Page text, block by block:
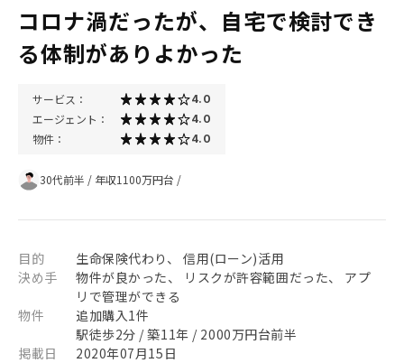
コロナ渦だったが、自宅で検討でき
る体制がありよかった
サービス： 4.0
エージェント： 4.0
物件： 4.0
30代前半 / 年収1100万円台 /
目的
生命保険代わり、 信用(ローン)活用
決め手
物件が良かった、 リスクが許容範囲だった、 アプ
リで管理ができる
物件
追加購入1件
駅徒歩2分 / 築11年 / 2000万円台前半
掲載日
2020年07月15日